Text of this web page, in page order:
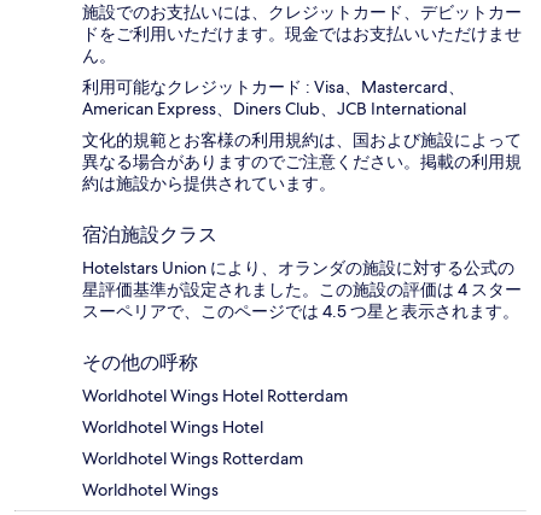
施設でのお支払いには、クレジットカード、デビットカー
ドをご利用いただけます。現金ではお支払いいただけませ
ん。
利用可能なクレジットカード : Visa、Mastercard、
American Express、Diners Club、JCB International
文化的規範とお客様の利用規約は、国および施設によって
異なる場合がありますのでご注意ください。掲載の利用規
約は施設から提供されています。
宿泊施設クラス
Hotelstars Union により、オランダの施設に対する公式の
星評価基準が設定されました。この施設の評価は 4 スター
スーペリアで、このページでは 4.5 つ星と表示されます。
その他の呼称
Worldhotel Wings Hotel Rotterdam
Worldhotel Wings Hotel
Worldhotel Wings Rotterdam
Worldhotel Wings